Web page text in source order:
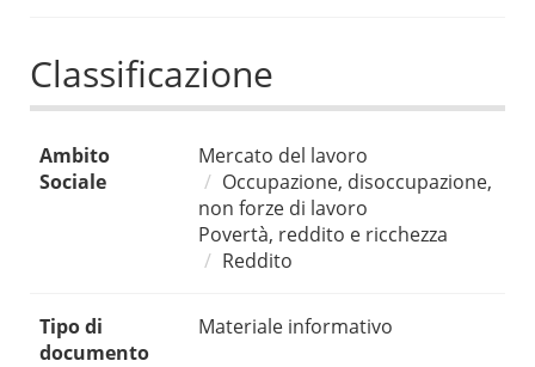
Classificazione
Ambito
Sociale
Mercato del lavoro
Occupazione, disoccupazione,
non forze di lavoro
Povertà, reddito e ricchezza
Reddito
Tipo di
documento
Materiale informativo